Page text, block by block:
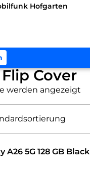
Hofgarten
Cover
werden angezeigt
A26 5G 128 GB Black